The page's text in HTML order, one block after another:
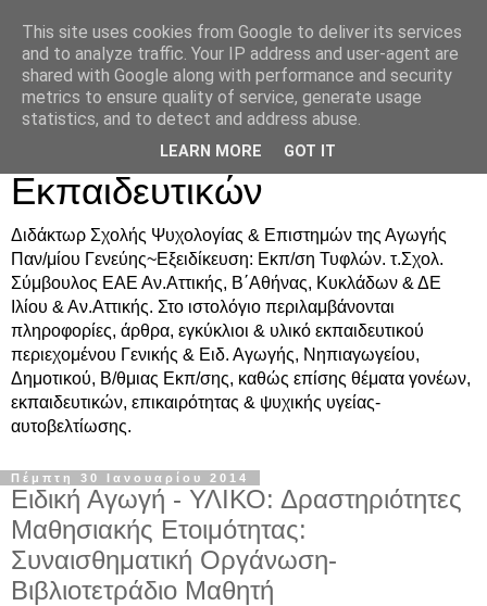
Δρ. Ράνια Χιουρέα-
Συμβουλευτική &
Υποστήριξη Γονέων &
Εκπαιδευτικών
Διδάκτωρ Σχολής Ψυχολογίας & Επιστημών της Αγωγής
Παν/μίου Γενεύης~Εξειδίκευση: Εκπ/ση Τυφλών. τ.Σχολ.
Σύμβουλος ΕΑΕ Αν.Αττικής, Β΄Αθήνας, Κυκλάδων & ΔΕ
Ιλίου & Αν.Αττικής. Στο ιστολόγιο περιλαμβάνονται
πληροφορίες, άρθρα, εγκύκλιοι & υλικό εκπαιδευτικού
περιεχομένου Γενικής & Ειδ. Αγωγής, Νηπιαγωγείου,
Δημοτικού, Β/θμιας Εκπ/σης, καθώς επίσης θέματα γονέων,
εκπαιδευτικών, επικαιρότητας & ψυχικής υγείας-
αυτοβελτίωσης.
Πέμπτη 30 Ιανουαρίου 2014
Ειδική Αγωγή - ΥΛΙΚΟ: Δραστηριότητες
Μαθησιακής Ετοιμότητας:
Συναισθηματική Οργάνωση-
Βιβλιοτετράδιο Μαθητή
This site uses cookies from Google to deliver its services
and to analyze traffic. Your IP address and user-agent are
shared with Google along with performance and security
metrics to ensure quality of service, generate usage
statistics, and to detect and address abuse.
LEARN MORE GOT IT